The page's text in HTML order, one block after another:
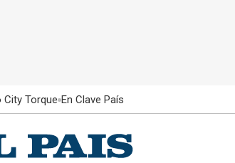
City Torque En Clave País